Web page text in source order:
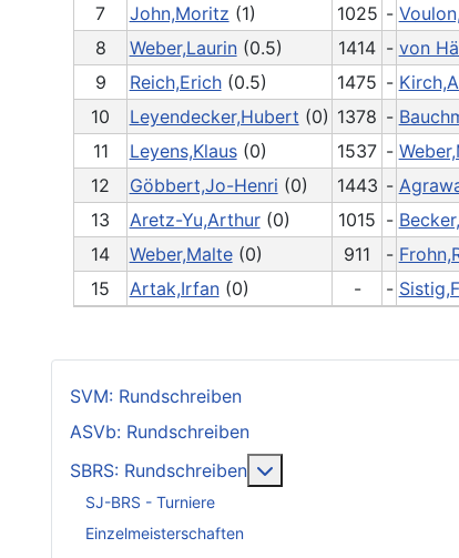
7
John,Moritz (1) 1025 -
8
Weber,Laurin(0.5) 1414 - von
9
Reich,Erich(0.5) 1475 -
10
Leyendecker,Hubert (0) 1378 -
11
Leyens,Klaus(0) 1537 -
12
Göbbert,Jo-Henri (0) 1443 -
13
Aretz-Yu,Arthur(0) 1015 -
14
Weber,Malte(0) 911 -
15
Artak,Irfan(0) - -
SVM: Rundschreiben
ASVb: Rundschreiben
SBRS: Rundschreiben
SJ-BRS - Turniere
Einzelmeisterschaften